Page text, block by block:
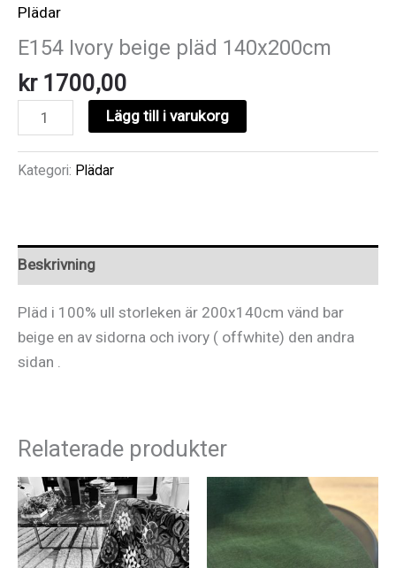
Plädar
E154 Ivory beige pläd 140x200cm
kr1700,00
E154
Ivory
beige
Lägg till i varukorg
Kategori: Plädar
Beskrivning
Pläd i 100% ull storleken är 200x140cm vänd bar
beige en av sidorna och ivory ( offwhite) den andra
sidan .
Relaterade produkter